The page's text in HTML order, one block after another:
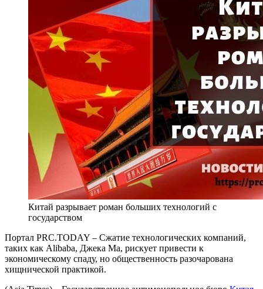
Китай разрывает роман больших технологий с
государством
Портал PRC.TODAY – Сжатие технологических компаний,
таких как Alibaba, Джека Ма, рискует привести к
экономическому спаду, но общественность разочарована
хищнической практикой.